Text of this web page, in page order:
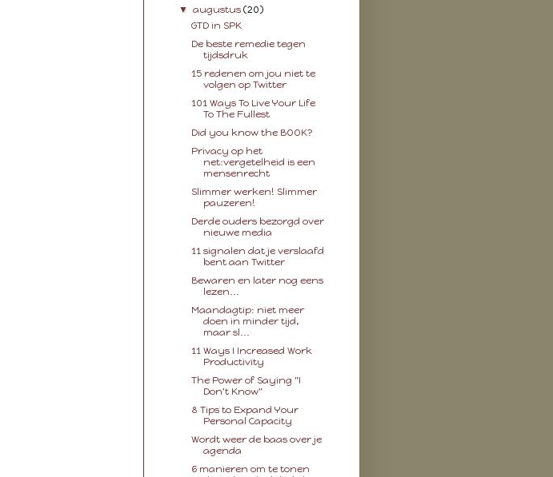
▼augustus(20)
GTD in SPK
De beste remedie tegen
tijdsdruk
15 redenen om jou niet te
volgen op Twitter
101 Ways To Live Your Life
To The Fullest
Did you know the BOOK?
Privacy op het
net:vergetelheid is een
mensenrecht
Slimmer werken! Slimmer
pauzeren!
Derde ouders bezorgd over
nieuwe media
11 signalen dat je verslaafd
bent aan Twitter
Bewaren en later nog eens
lezen...
Maandagtip: niet meer
doen in minder tijd,
maar sl...
11 Ways I Increased Work
Productivity
The Power of Saying "I
Don't Know"
8 Tips to Expand Your
Personal Capacity
Wordt weer de baas over je
agenda
6 manieren om te tonen